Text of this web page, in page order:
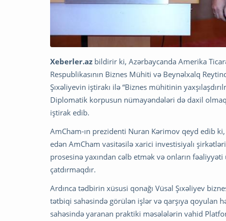
Xeberler.az bildirir ki, Azərbaycanda Amerika
Respublikasının Biznes Mühiti və Beynəlxalq
Şıxəliyevin iştirakı ilə “Biznes mühitinin
Diplomatik korpusun nümayəndələri də daxil
iştirak edib.
AmCham-ın prezidenti Nuran Kərimov qeyd edib
edən AmCham vasitəsilə xarici investisiyalı
prosesinə yaxından cəlb etmək və onların
çatdırmaqdır.
Ardınca tədbirin xüsusi qonağı Vüsal Şıxəliyev
tətbiqi sahəsində görülən işlər və qarşıya qoyulan
sahəsində yaranan praktiki məsələlərin vahid